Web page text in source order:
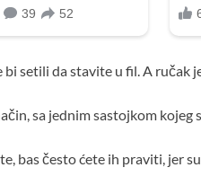
setili da stavite u fil. A ručak
sa jednim sastojkom kojeg
bas često ćete ih praviti, jer